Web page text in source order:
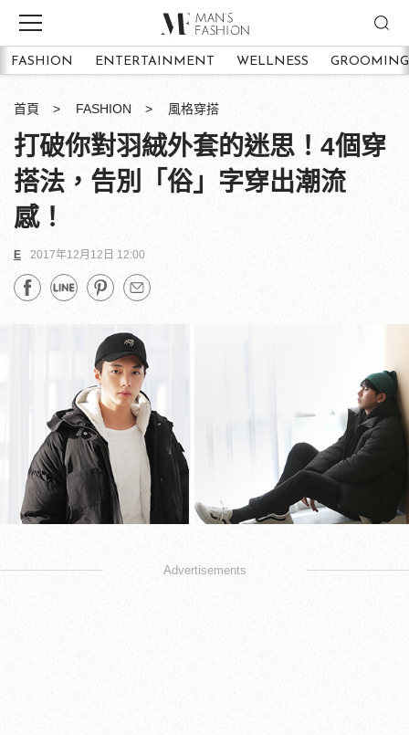
FASHION ENTERTAINMENT WELLNESS GROOMING
首頁 FASHION 風格穿搭
打破你對羽絨外套的迷思！4個穿
搭法，告別「俗」字穿出潮流
感！
E 2017年12月12日 12:00
Advertisements